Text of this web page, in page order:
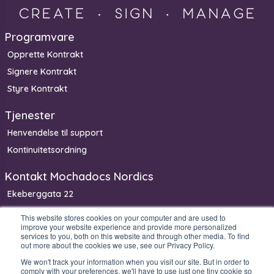
This website stores cookies on your computer and are used to
improve your website experience and provide more personalized
services to you, both on this website and through other media. To find
out more about the cookies we use, see our Privacy Policy.
We won't track your information when you visit our site. But in order to
comply with your preferences, we'll have to use just one tiny cookie so
Programvare
Opprette Kontrakt
Signere Kontrakt
Styre Kontrakt
Tjenester
Henvendelse til support
Kontinuitetsordning
Kontakt Mochadocs Nordics
Ekeberggata 22
3208 Sandefjord
Norge
Telefon: +47 900 63 300